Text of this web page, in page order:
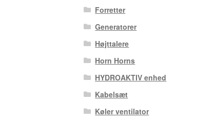
Forretter
Generatorer
Højttalere
Horn Horns
HYDROAKTIV enhed
Kabelsæt
Køler ventilator